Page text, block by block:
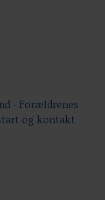
- Forældrenes
og kontakt